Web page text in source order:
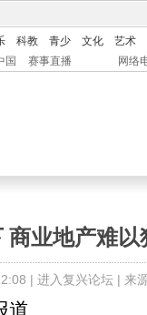
科教 青少 文化
艺术
国 赛事直播 网络
商业地产难以
| 进入复兴论坛| 来
道